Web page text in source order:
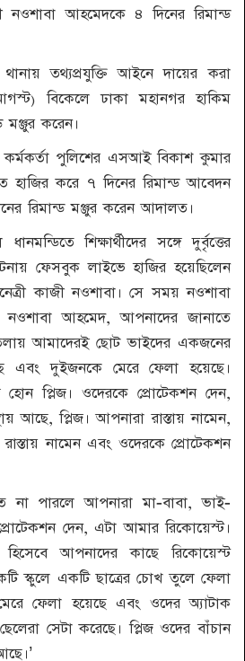
নওশাবা আহমেদকে ৪ দিনের রিমান্ড
থানায় তথ্যপ্রযুক্তি আইনে দায়ের করা
বিকেলে ঢাকা মহানগর হাকিম
করেন।
পুলিশের এসআই বিকাশ কুমার
হাজির করে ৭ দিনের রিমান্ড আবেদন
রিমান্ড মঞ্জুর করেন আদালত।
শিক্ষার্থীদের সঙ্গে দুর্বৃত্তের
ফেসবুক লাইভে হাজির হয়েছিলেন
কাজী নওশাবা। সে সময় নওশাবা
আহমেদ, আপনাদের জানাতে
আমাদেরই ছোট ভাইদের একজনের
এবং দুইজনকে মেরে ফেলা হয়েছে।
প্লিজ। ওদেরকে প্রোটেকশন দেন,
আছে, প্লিজ। আপনারা রাস্তায় নামেন,
রাস্তায় নামেন এবং ওদেরকে প্রোটেকশন
না পারলে আপনারা মা-বাবা, ভাই-
দেন, এটা আমার রিকোয়েস্ট।
আপনাদের কাছে রিকোয়েস্ট
স্কুলে একটি ছাত্রের চোখ তুলে ফেলা
ফেলা হয়েছে এবং ওদের অ্যাটাক
সেটা করেছে। প্লিজ ওদের বাঁচান